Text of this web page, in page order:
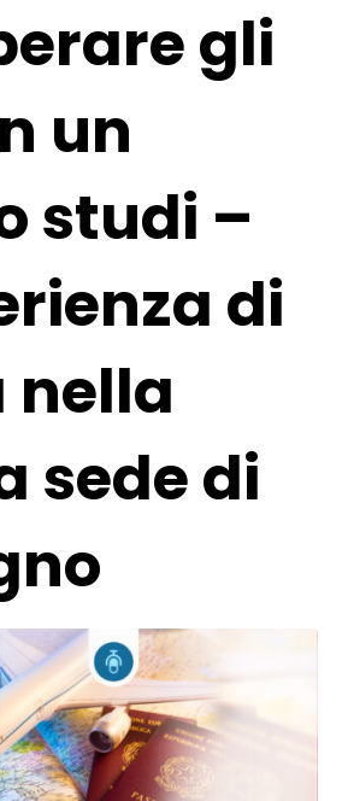
gli
un
studi –
di
nella
sede di